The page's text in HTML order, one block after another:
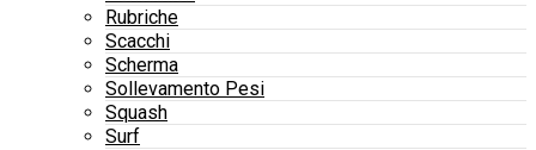
Rubriche
Scacchi
Scherma
Sollevamento Pesi
Squash
Surf